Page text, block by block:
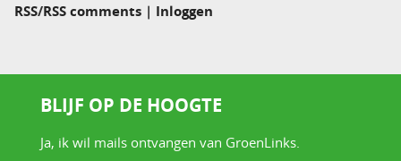
RSS/RSS comments | Inloggen
BLIJF OP DE HOOGTE
Ja, ik wil mails ontvangen van GroenLinks.